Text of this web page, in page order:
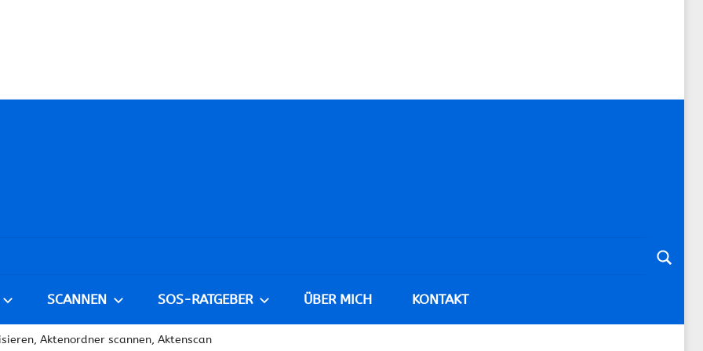
SCANNEN SOS-RATGEBER ÜBER MICH KONTAKT
Aktenordner scannen, Aktenscan